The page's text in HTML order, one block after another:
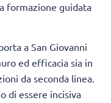
formazione guidata
a San Giovanni
ed efficacia sia in
da seconda linea.
di essere incisiva